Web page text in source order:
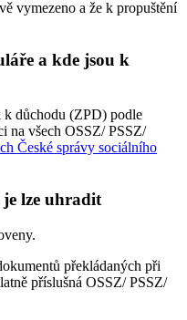
vymezeno a že k propuštění
a kde jsou k
k důchodu (ZPD) podle
na všech OSSZ/ PSSZ/
České správy sociálního
lze uhradit
překládaných při
příslušná OSSZ/ PSSZ/